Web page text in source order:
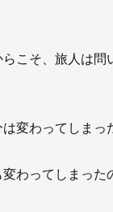
こそ、旅人は問
変わってしまっ
わってしまった